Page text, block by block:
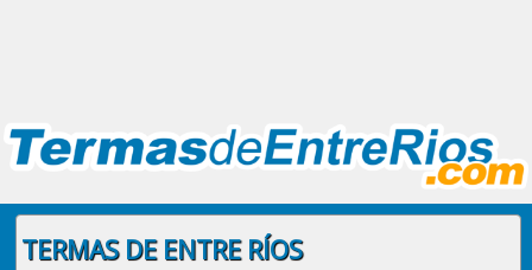
TERMAS DE ENTRE RÍOS